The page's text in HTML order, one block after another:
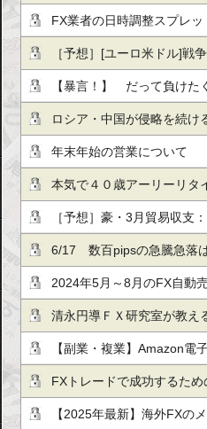
ナ
［ブ
ロ
グ
ラ
ン
キ
ン
グ］-
株
FX
競
馬
争終結期待 / [カナダドル
他、今日これからのドル円
FX業者の日時調整スプレ
れた記録
［予想］[ユーロ米ドル]戦
(木)■『日本による為替介
ユーロの…他、今日これか
【暴言！】 だって負けた
ないですか！！
ロシア・中国が侵略を続け
年末年始の営業について
本気で４０歳アーリーリタ
［予想］豪・3月貿易収支
で市場予想を下回る（今日
し・テクニカル/掲示板情報
6/17 数百pipsの急騰急落
2024年5月～8月のFX自動
清永円導ＦＸ研究室が教え
８分以上
【副業・複業】Amazon電
（2022年12月末時点）
FXトレードで成功するた
【2025年最新】海外FXの